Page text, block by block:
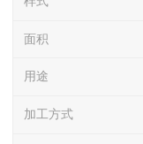
面积
用途
加工方式